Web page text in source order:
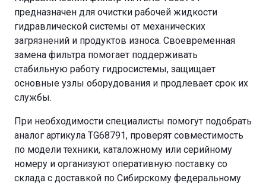
предназначен для очистки рабочей жидкости
гидравлической системы от механических
загрязнений и продуктов износа. Своевременная
замена фильтра помогает поддерживать
стабильную работу гидросистемы, защищает
основные узлы оборудования и продлевает срок их
службы.
При необходимости специалисты помогут подобрать
аналог артикула TG68791, проверят совместимость
по модели техники, каталожному или серийному
номеру и организуют оперативную поставку со
склада с доставкой по Сибирскому федеральному